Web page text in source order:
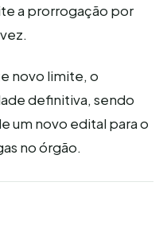
a prorrogação por
novo limite, o
definitiva, sendo
um novo edital para o
no órgão.